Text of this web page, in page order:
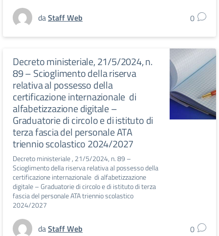
daStaff Web 0
Decreto ministeriale, 21/5/2024, n.
89 – Scioglimento della riserva
relativa al possesso della
certificazione internazionale di
alfabetizzazione digitale –
Graduatorie di circolo e di istituto di
terza fascia del personale ATA
triennio scolastico 2024/2027
Decreto ministeriale , 21/5/2024, n. 89 –
Scioglimento della riserva relativa al possesso della
certificazione internazionale di alfabetizzazione
digitale – Graduatorie di circolo e di istituto di terza
fascia del personale ATA triennio scolastico
2024/2027
daStaff Web 0